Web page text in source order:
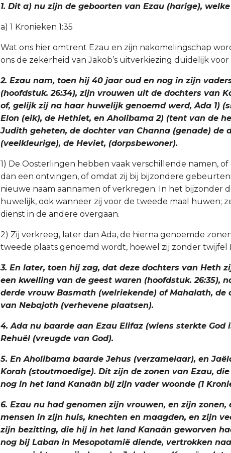
1. Dit a) nu zijn de geboorten van Ezau (harige),
a) 1 Kronieken 1:35
Wat ons hier omtrent Ezau en zijn nakomelingschap
ons de zekerheid van Jakob’s uitverkiezing duidelijk
2. Ezau nam, toen hij 40 jaar oud en nog in zijn
(hoofdstuk. 26:34), zijn vrouwen uit de dochters van
of, gelijk zij na haar huwelijk genoemd werd, Ada 1)
Elon (eik), de Hethiet, en Aholibama 2) (tent van de
Judith geheten, de dochter van Channa (genade) de
(veelkleurige), de Heviet, (dorpsbewoner).
1) De Oosterlingen hebben vaak verschillende namen,
dan een ontvingen, of omdat zij bij bijzondere
nieuwe naam aannamen of verkregen. In het bijzonder
huwelijk, ook wanneer zij voor de tweede maal huwen;
dienst in de andere overgaan.
2) Zij verkreeg, later dan Ada, de hierna genoemde
tweede plaats genoemd wordt, hoewel zij zonder twijfel
3. En later, toen hij zag, dat deze dochters van Heth
een kwelling van de geest waren (hoofdstuk. 26:35),
derde vrouw Basmath (welriekende) of Mahalath, de
van Nebajoth (verhevene plaatsen).
4. Ada nu baarde aan Ezau Elifaz (wiens sterkte God
Rehuël (vreugde van God).
5. En Aholibama baarde Jehus (verzamelaar), en
Korah (stoutmoedige). Dit zijn de zonen van Ezau,
nog in het land Kanaän bij zijn vader woonde (1
6. Ezau nu had genomen zijn vrouwen, en zijn
mensen in zijn huis, knechten en maagden, en zijn
zijn bezitting, die hij in het land Kanaän geworven
nog bij Laban in Mesopotamië diende, vertrokken